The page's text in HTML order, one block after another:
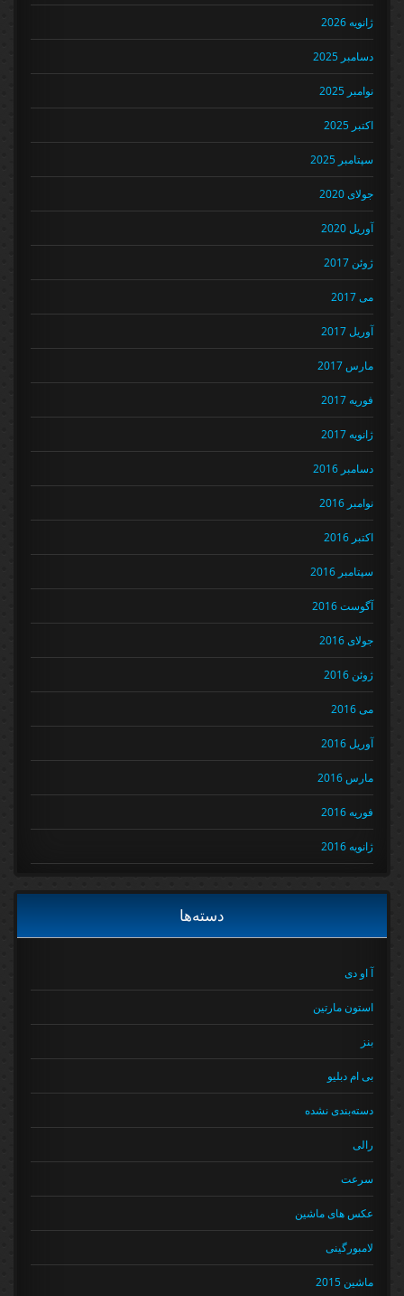
ژانویه 2026
دسامبر 2025
نوامبر 2025
اکتبر 2025
سپتامبر 2025
جولای 2020
آوریل 2020
ژوئن 2017
می 2017
آوریل 2017
مارس 2017
فوریه 2017
ژانویه 2017
دسامبر 2016
نوامبر 2016
اکتبر 2016
سپتامبر 2016
آگوست 2016
جولای 2016
ژوئن 2016
می 2016
آوریل 2016
مارس 2016
فوریه 2016
ژانویه 2016
دسته‌ها
آ او دی
استون مارتین
بی ام دبلیو
دسته‌بندی نشده
رالی
سرعت
عکس های ماشین
لامبورگینی
ماشین 2015